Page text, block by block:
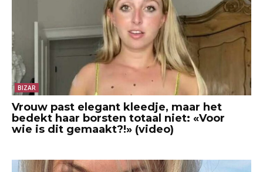
BIZAR
Vrouw past elegant kleedje, maar het
bedekt haar borsten totaal niet: «Voor
wie is dit gemaakt?!» (video)